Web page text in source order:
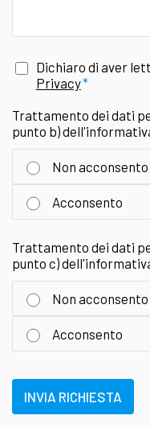
Dichiaro di aver
Privacy
Trattamento dei dati
punto b)
Non acconsento
Acconsento
Trattamento dei dati
punto c)
Non acconsento
Acconsento
INVIA RICHIESTA